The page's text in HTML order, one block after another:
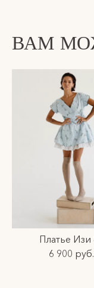
ВАМ
Платье Изи
6 900 руб.